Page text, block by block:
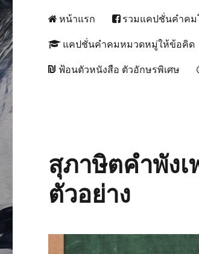
หน้าแรก รวมแคปชั่นคำคม
แคปชั่นคำคมหมวดหมู่ให้ข้อคิด
ฟ้อนตัวหนังสือ ตัวอักษรพิเศษ
สุภาษิตคำพัง
ตัวอย่าง